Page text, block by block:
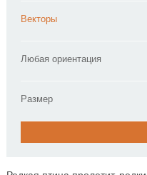
Векторы
Любая ориентация
Размер